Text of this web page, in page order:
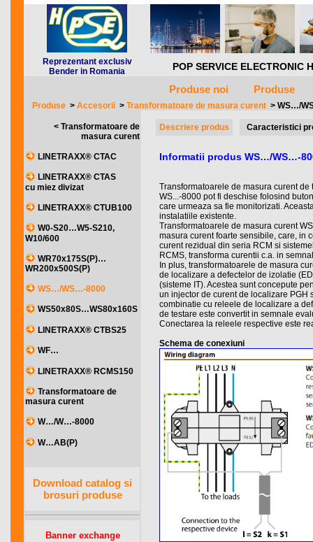
Reprezentant exclusiv
Bender in Romania
POP SERVICE
Produse noi Produse
Produse > Accesorii > Transformatoare de masura curent > WS…/
< Transformatoare de
masura curent
LINETRAXX® CTAC
LINETRAXX® CTAS
cu miez divizat
LINETRAXX® CTUB100
W0-S20…W5-S210,
W10/600
WR70x175S(P)…
WR200x500S(P)
WS…/WS…-8000
WS50x80S…WS80x160S
LINETRAXX® CTBS25
WF…
LINETRAXX® RCMS150
Transformatoare de
masura curent
W…/W…-8000
W…AB(P)
Download catalog si
brosuri produse
Banner exchange
Descriere produs Caracteristici
Informatii produs WS…/WS…-
Transformatoarele de masura curent
WS...-8000 pot fi deschise folosind
care urmeaza sa fie monitorizati.
instalatiile existente.
Transformatoarele de masura curent
masura curent foarte sensibile, care, in
curent rezidual din seria RCM si
RCMS, transforma curentii c.a. in
In plus, transformatoarele de masura
de localizare a defectelor de izolatie
(sisteme IT). Acestea sunt concepute
un injector de curent de localizare PGH
combinatie cu releele de localizare a
de testare este convertit in semnale
Conectarea la releele respective este
Schema de conexiuni